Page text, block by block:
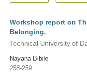
Workshop report on
Belonging.
Technical University of
Nayana Bibile
258-259